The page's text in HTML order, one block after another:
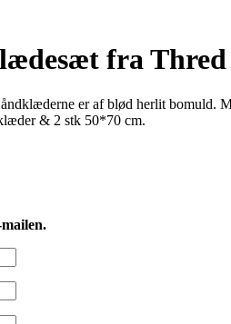
fra
er af blød herlit bomuld.
& 2 stk 50*70 cm.